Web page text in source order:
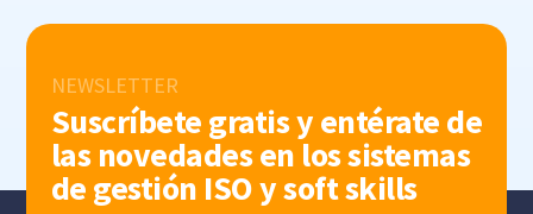
NEWSLETTER
Suscríbete gratis y entérate de
las novedades en los sistemas
de gestión ISO y soft skills